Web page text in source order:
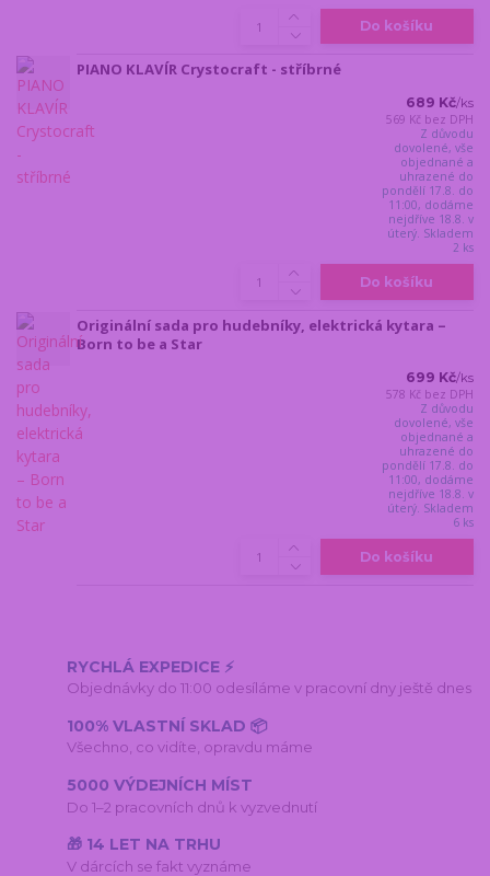
Do košíku
PIANO KLAVÍR Crystocraft - stříbrné
689 Kč/ks
569 Kč bez DPH
Z důvodu
dovolené, vše
objednané a
uhrazené do
pondělí 17.8. do
11:00, dodáme
nejdříve 18.8. v
úterý. Skladem
2 ks
Do košíku
Originální sada pro hudebníky, elektrická kytara –
Born to be a Star
699 Kč/ks
578 Kč bez DPH
Z důvodu
dovolené, vše
objednané a
uhrazené do
pondělí 17.8. do
11:00, dodáme
nejdříve 18.8. v
úterý. Skladem
6 ks
Do košíku
RYCHLÁ EXPEDICE ⚡
Objednávky do 11:00 odesíláme v pracovní dny ještě dnes
100% VLASTNÍ SKLAD 📦
Všechno, co vidíte, opravdu máme
5000 VÝDEJNÍCH MÍST
Do 1–2 pracovních dnů k vyzvednutí
🎁 14 LET NA TRHU
V dárcích se fakt vyznáme